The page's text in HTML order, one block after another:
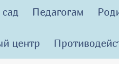
Педагогам
центр